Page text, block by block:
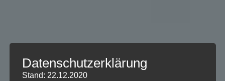
Datenschutzerklärung
Stand: 22.12.2020